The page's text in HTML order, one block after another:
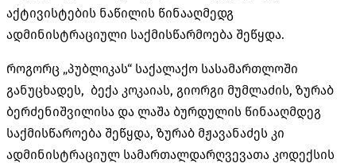
აქტივისტების ნაწილის წინააღმედგ
ადმინისტრაციული საქმისწარმოება შეწყდა.
როგორც „პუბლიკას“ საქალაქო სასამართლოში
განუცხადეს, ბექა კოკაიას, გიორგი მუმლაძის, ზურაბ
ბერძენიშვილისა და ლაშა ბურდულის წინააღმდეგ
საქმისწაროება შეწყდა, ზურაბ მჟავანაძეს კი
ადმინისტრაციულ სამართალდარღვევათა კოდექსის